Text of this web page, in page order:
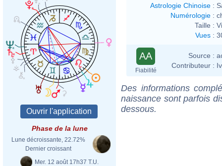
Phase de la lune
Lune décroissante, 22.72%
Dernier croissant
Mer. 12 août 17h37 T.U.
Astrologie Chinoise :
Numérologie :
Taille :
Vues :
AA
Fiabilité
Source :
Contributeur :
Des informations
naissance sont parfois
dessous.